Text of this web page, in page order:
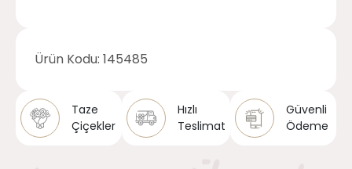
Ürün Kodu: 145485
Taze
Çiçekler
Hızlı
Teslimat
Güvenli
Ödeme